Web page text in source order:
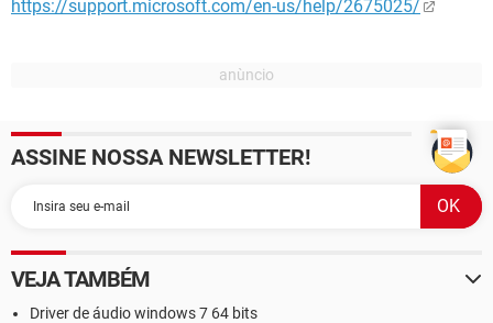
https://support.microsoft.com/en-us/help/2675025/
ASSINE NOSSA NEWSLETTER!
VEJA TAMBÉM
Driver de áudio windows 7 64 bits